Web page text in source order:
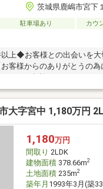
茨城県鹿嶋市宮下
駐車場あり
カウ
上◆お客様との出会いを大
客様からのありがとうの為
大字宮中 1,180万円
1,180万円
間取り 2LDK
建物面積378.66m2
土地面積235m2
築年月 1993年3月(築